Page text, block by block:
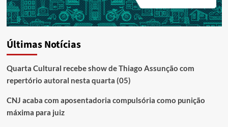
Últimas Notícias
Quarta Cultural recebe show de Thiago Assunção com
repertório autoral nesta quarta (05)
CNJ acaba com aposentadoria compulsória como punição
máxima para juiz